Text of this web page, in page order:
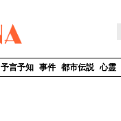
予言予知 事件 都市伝説 心霊